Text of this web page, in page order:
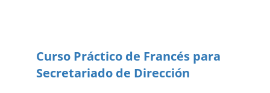
Curso Práctico de Francés para
Secretariado de Dirección